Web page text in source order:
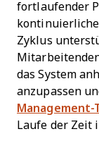
fortlaufender
Zyklus
das System
anzupassen
Management-
Laufe der Zeit